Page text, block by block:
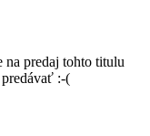
na predaj tohto titulu
:-(